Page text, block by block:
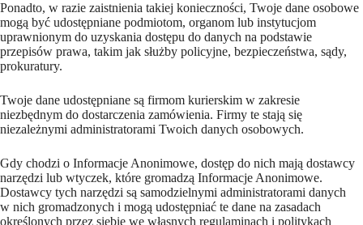
Ponadto, w razie zaistnienia takiej konieczności, Twoje dane osobowe
mogą być udostępniane podmiotom, organom lub instytucjom
uprawnionym do uzyskania dostępu do danych na podstawie
przepisów prawa, takim jak służby policyjne, bezpieczeństwa, sądy,
prokuratury.
Twoje dane udostępniane są firmom kurierskim w zakresie
niezbędnym do dostarczenia zamówienia. Firmy te stają się
niezależnymi administratorami Twoich danych osobowych.
Gdy chodzi o Informacje Anonimowe, dostęp do nich mają dostawcy
narzędzi lub wtyczek, które gromadzą Informacje Anonimowe.
Dostawcy tych narzędzi są samodzielnymi administratorami danych
w nich gromadzonych i mogą udostępniać te dane na zasadach
określonych przez siebie we własnych regulaminach i politykach